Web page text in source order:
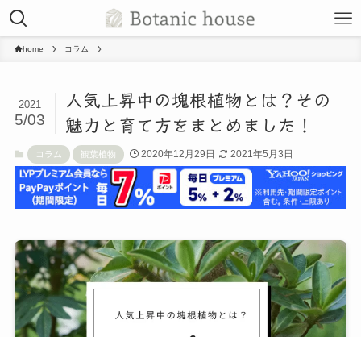
home コラム
人気上昇中の塊根植物とは？その
魅力と育て方をまとめました！
2021
5/03
コラム 観葉植物 2020年12月29日 2021年5月3日